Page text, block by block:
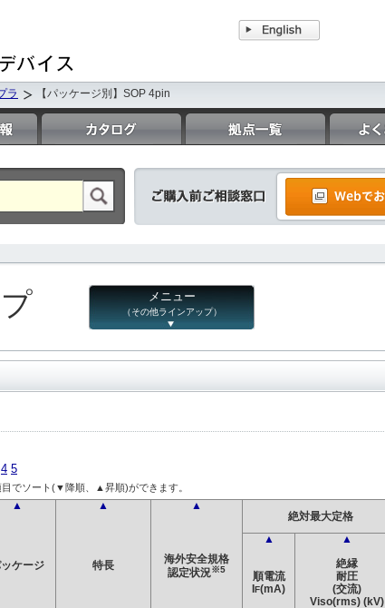
ラ 【パッケージ別】SOP 4pin
メニュー
（その他ラインアップ）
4 5
でソート(▼降順、▲昇順)ができます。
▲ ▲
▲
絶対最大定格
ケージ 特長
海外安全規格
認定状況※5
▲ ▲
順電流
IF(mA)
絶縁
耐圧
(交流)
Viso(rms) (kV)